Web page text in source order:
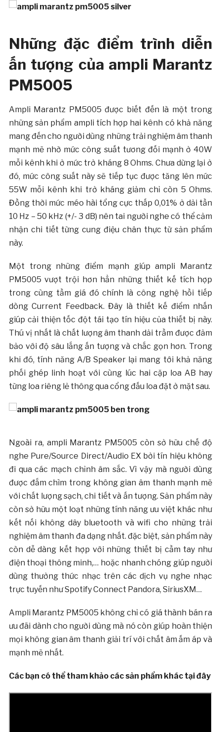
Những đặc điểm trình diễn
ấn tượng của ampli Marantz
PM5005
Ampli Marantz PM5005 được biết đến là một trong
những sản phẩm ampli tích hợp hai kênh có khả năng
mang đến cho người dùng những trải nghiệm âm thanh
mạnh mẽ nhờ mức công suất tương đối mạnh ở 40W
mỗi kênh khi ở mức trở kháng 8 Ohms. Chưa dừng lại ở
đó, mức công suất này sẽ tiếp tục được tăng lên mức
55W mỗi kênh khi trở kháng giảm chỉ còn 5 Ohms.
Đồng thời mức méo hài tổng cực thấp 0,01% ở dải tần
10 Hz – 50 kHz (+/- 3 dB) nên tai người nghe có thể cảm
nhận chi tiết từng cung điệu chân thực từ sản phẩm
này.
Một trong những điểm mạnh giúp ampli Marantz
PM5005 vượt trội hơn hẳn những thiết kế tích hợp
trong cùng tầm giá đó chính là công nghệ hồi tiếp
dòng Current Feedback. Đây là thiết kế điểm nhấn
giúp cải thiện tốc đột tái tạo tín hiệu của thiết bị này.
Thú vị nhất là chất lượng âm thanh dải trầm được đảm
bảo với độ sâu lắng ấn tượng và chắc gọn hơn. Trong
khi đó, tính năng A/B Speaker lại mang tới khả năng
phối ghép linh hoạt với cùng lúc hai cặp loa AB hay
từng loa riêng lẻ thông qua cổng đấu loa đặt ở mặt sau.
Ngoài ra, ampli Marantz PM5005 còn sở hữu chế độ
nghe Pure/Source Direct/Audio EX bởi tín hiệu không
đi qua các mạch chỉnh âm sắc. Vì vậy mà người dùng
được đắm chìm trong không gian âm thanh mạnh mẽ
với chất lượng sạch, chi tiết và ấn tượng. Sản phẩm này
còn sở hữu một loạt những tính năng ưu việt khác như
kết nối không dây bluetooth và wifi cho những trải
nghiệm âm thanh đa dạng nhất. đặc biệt, sản phẩm này
còn dễ dàng kết hợp với những thiết bị cầm tay như
điện thoại thông minh,… hoặc nhanh chóng giúp người
dùng thưởng thức nhạc trên các dịch vụ nghe nhạc
trực tuyến như Spotify Connect Pandora, SiriusXM…
Ampli Marantz PM5005 không chỉ có giá thành bán ra
ưu đãi dành cho người dùng mà nó còn giúp hoàn thiện
mọi không gian âm thanh giải trí với chất âm ấm áp và
mạnh mẽ nhất.
Các bạn có thể tham khảo các sản phẩm khác tại đây